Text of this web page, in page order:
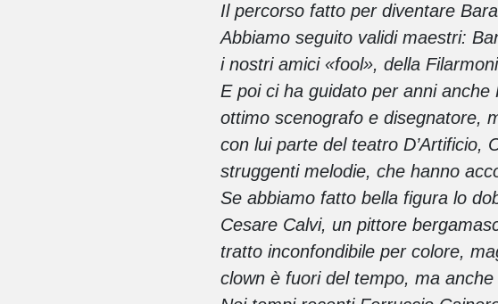
Il percorso fatto per diventare
Abbiamo seguito validi maestri:
i nostri amici «fool», della
E poi ci ha guidato per anni
ottimo scenografo e disegnatore,
con lui parte del teatro D’Artificio,
struggenti melodie, che hanno
Se abbiamo fatto bella figura lo
Cesare Calvi, un pittore
tratto inconfondibile per colore,
clown è fuori del tempo, ma